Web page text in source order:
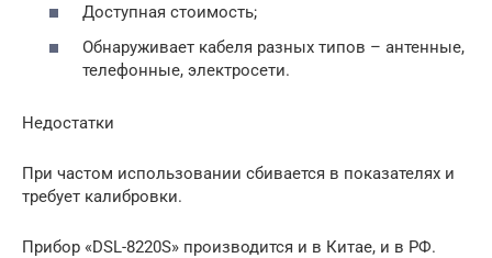
Доступная стоимость;
Обнаруживает кабеля разных типов – антенные,
телефонные, электросети.
Недостатки
При частом использовании сбивается в показателях и
требует калибровки.
Прибор «DSL-8220S» производится и в Китае, и в РФ.